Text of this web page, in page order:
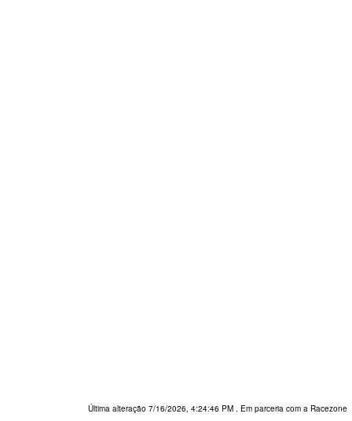
Última alteração 7/16/2026, 4:24:46 PM . Em parceria com a Racezone